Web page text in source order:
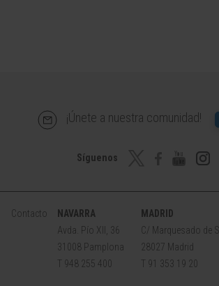
¡Únete a nuestra comunidad!
Síguenos
Contacto
NAVARRA
Avda. Pío XII, 36
31008 Pamplona
T 948 255 400
MADRID
C/ Marquesado de
28027 Madrid
T 91 353 19 20